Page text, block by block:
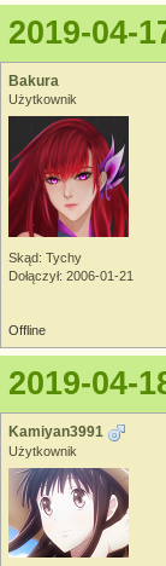
2019-04-
Bakura
Użytkownik
Skąd: Tychy
Dołączył: 2006-01-21
Offline
2019-04-
Kamiyan3991
Użytkownik